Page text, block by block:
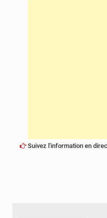
Suivez l'information en